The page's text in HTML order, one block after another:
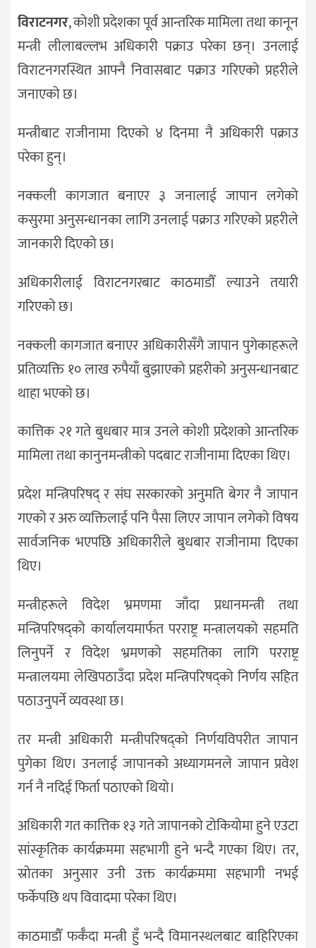
विराटनगर, कोशी प्रदेशका पूर्व आन्तरिक मामिला तथा कानून
मन्त्री लीलाबल्लभ अधिकारी पक्राउ परेका छन्। उनलाई
विराटनगरस्थित आफ्नै निवासबाट पक्राउ गरिएको प्रहरीले
जनाएको छ।
मन्त्रीबाट राजीनामा दिएको ४ दिनमा नै अधिकारी पक्राउ
परेका हुन्।
नक्कली कागजात बनाएर ३ जनालाई जापान लगेको
कसुरमा अनुसन्धानका लागि उनलाई पक्राउ गरिएको प्रहरीले
जानकारी दिएको छ।
अधिकारीलाई विराटनगरबाट काठमाडौँ ल्याउने तयारी
गरिएको छ।
नक्कली कागजात बनाएर अधिकारीसँगै जापान पुगेकाहरूले
प्रतिव्यक्ति १० लाख रुपैयाँ बुझाएको प्रहरीको अनुसन्धानबाट
थाहा भएको छ।
कात्तिक २१ गते बुधबार मात्र उनले कोशी प्रदेशको आन्तरिक
मामिला तथा कानुनमन्त्रीको पदबाट राजीनामा दिएका थिए।
प्रदेश मन्त्रिपरिषद् र संघ सरकारको अनुमति बेगर नै जापान
गएको र अरु व्यक्तिलाई पनि पैसा लिएर जापान लगेको विषय
सार्वजनिक भएपछि अधिकारीले बुधबार राजीनामा दिएका
थिए।
मन्त्रीहरूले विदेश भ्रमणमा जाँदा प्रधानमन्त्री तथा
मन्त्रिपरिषद्को कार्यालयमार्फत परराष्ट्र मन्त्रालयको सहमति
लिनुपर्ने र विदेश भ्रमणको सहमतिका लागि परराष्ट्र
मन्त्रालयमा लेखिपठाउँदा प्रदेश मन्त्रिपरिषद्को निर्णय सहित
पठाउनुपर्ने व्यवस्था छ।
तर मन्त्री अधिकारी मन्त्रीपरिषद्को निर्णयविपरीत जापान
पुगेका थिए। उनलाई जापानको अध्यागमनले जापान प्रवेश
गर्न नै नदिई फिर्ता पठाएको थियो।
अधिकारी गत कात्तिक १३ गते जापानको टोकियोमा हुने एउटा
सांस्कृतिक कार्यक्रममा सहभागी हुने भन्दै गएका थिए। तर,
स्रोतका अनुसार उनी उक्त कार्यक्रममा सहभागी नभई
फर्केपछि थप विवादमा परेका थिए।
काठमाडौँ फर्कँदा मन्त्री हुँ भन्दै विमानस्थलबाट बाहिरिएका